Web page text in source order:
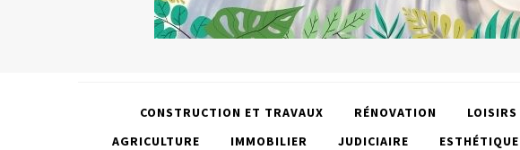
CONSTRUCTION ET TRAVAUX RÉNOVATION LOISIRS
AGRICULTURE
IMMOBILIER JUDICIAIRE ESTHÉTIQUE